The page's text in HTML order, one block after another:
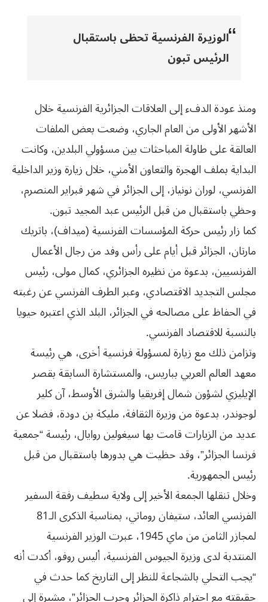
الوزيرة الفرنسية تحظى باستقبال
الرئيس تبون
ومنذ عودة الدفء إلى العلاقات الجزائرية الفرنسية خلال
الأشهر الأولى من العام الجاري، وضعت بعض الملفات
العالقة على طاولة المباحثات بين مسؤولي البلدين، وكانت
البداية بملف الهجرة والتعاون الأمني، خلال زيارة وزير الداخلية
الفرنسي، لوران نونياز، إلى الجزائر في شهر فبراير المنصرم،
وحظي باستقبال من قبل الرئيس عبد المجيد تبون.
كما زار رئيس حركة المؤسسات الفرنسية (ميداف)، باتريك
مارتان، الجزائر قبل أيام على رأس وفد من رجال الأعمال
الفرنسيين، بدعوة من نظيره الجزائري، كمال مولى، رئيس
مجلس التجديد الاقتصادي، وعبر الطرف الفرنسي عن رغبته
في الحفاظ على مصالحه في الجزائر، البلد الذي اعتبره حيويا
بالنسبة للاقتصاد الفرنسي.
وتزامن ذلك مع زيارة لمسؤولة فرنسية أخرى، هي رئيسة
معهد العالم العربي بباريس، والمستشارة السابقة بقصر
الإيليزي لشؤون شمال إفريقيا والشرق الأوسط، آن كلير
لوجوندر، بدعوة من وزيرة الثقافة، مليكة بن دودة، فضلا عن
عديد من الزيارات قامت بها سيغولين روايال، رئيسة “جمعية
فرنسا الجزائر”، وقد حظيت هي بدورها باستقبال من قبل
رئيس الجمهورية.
وخلال تنقلها الجمعة الأخير إلى ولاية سطيف رفقة السفير
الفرنسي العائد، ستيفان روماتي، بمناسبة الذكرى الـ81
لمجازر الثامن من ماي 1945، عبرت الوزير الفرنسية
المنتدبة لدى وزيرة الجيوس الفرنسية، أليس روفو، أكدت أنه
“يجب التحلي بالشجاعة للنظر إلى التاريخ كما حدث في
حقيقته مع احترام ذاكرة الجزائر وحرب الجزائر”، مشيرة إلى